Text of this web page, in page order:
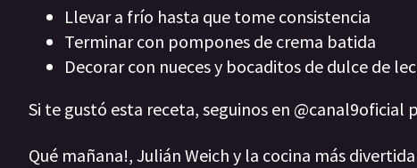
Llevar a frío hasta que tome consistencia
Terminar con pompones de crema batida
Decorar con nueces y bocaditos de dulce de
Si te gustó esta receta, seguinos en
Qué mañana!, Julián Weich y la cocina más